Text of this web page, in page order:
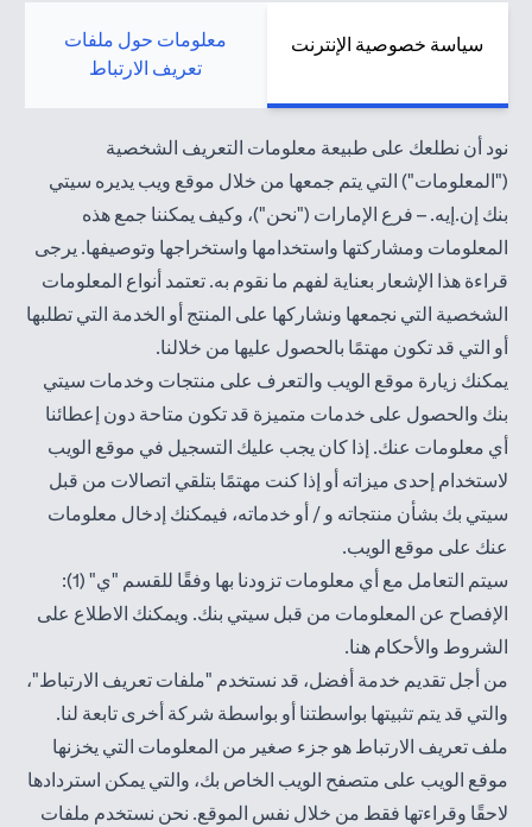
سياسة خصوصية الإنترنت
معلومات حول ملفات
تعريف الارتباط
نود أن نطلعك على طبيعة معلومات التعريف الشخصية
("المعلومات") التي يتم جمعها من خلال موقع ويب يديره سيتي
بنك إن.إيه. – فرع الإمارات ("نحن")، وكيف يمكننا جمع هذه
المعلومات ومشاركتها واستخدامها واستخراجها وتوصيفها. يرجى
قراءة هذا الإشعار بعناية لفهم ما نقوم به. تعتمد أنواع المعلومات
الشخصية التي نجمعها ونشاركها على المنتج أو الخدمة التي تطلبها
أو التي قد تكون مهتمًا بالحصول عليها من خلالنا.
يمكنك زيارة موقع الويب والتعرف على منتجات وخدمات سيتي
بنك والحصول على خدمات متميزة قد تكون متاحة دون إعطائنا
أي معلومات عنك. إذا كان يجب عليك التسجيل في موقع الويب
لاستخدام إحدى ميزاته أو إذا كنت مهتمًا بتلقي اتصالات من قبل
سيتي بك بشأن منتجاته و / أو خدماته، فيمكنك إدخال معلومات
عنك على موقع الويب.
سيتم التعامل مع أي معلومات تزودنا بها وفقًا للقسم "ي" (1):
الإفصاح عن المعلومات من قبل سيتي بنك. ويمكنك الاطلاع على
الشروط والأحكام هنا(opens in a new tab).
من أجل تقديم خدمة أفضل، قد نستخدم "ملفات تعريف الارتباط"،
والتي قد يتم تثبيتها بواسطتنا أو بواسطة شركة أخرى تابعة لنا.
ملف تعريف الارتباط هو جزء صغير من المعلومات التي يخزنها
موقع الويب على متصفح الويب الخاص بك، والتي يمكن استردادها
لاحقًا وقراءتها فقط من خلال نفس الموقع. نحن نستخدم ملفات